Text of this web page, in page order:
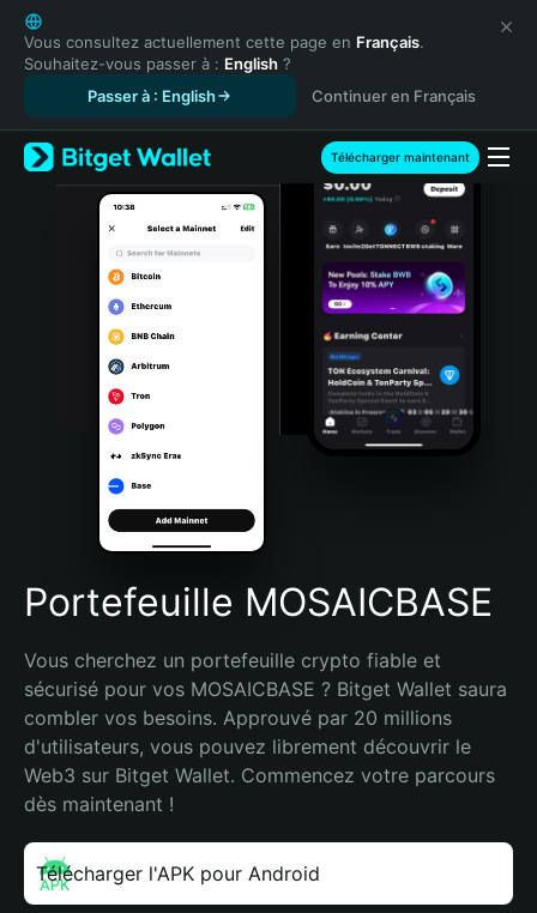
English
日本語
Tiếng Việt
Español (Latinoamérica)
Türkçe
Italiano
Português (Portugal)
Bahasa Indonesia
Português (Brasil)
Español (Argentina)
Vous consultez actuellement cette page en Français.
Souhaitez-vous passer à : English ?
Passer à : English
Continuer en Français
Télécharger maintenant
Portefeuille MOSAICBASE
Vous cherchez un portefeuille crypto fiable et
sécurisé pour vos MOSAICBASE ? Bitget Wallet saura
combler vos besoins. Approuvé par 20 millions
d'utilisateurs, vous pouvez librement découvrir le
Web3 sur Bitget Wallet. Commencez votre parcours
dès maintenant !
Télécharger l'APK pour Android